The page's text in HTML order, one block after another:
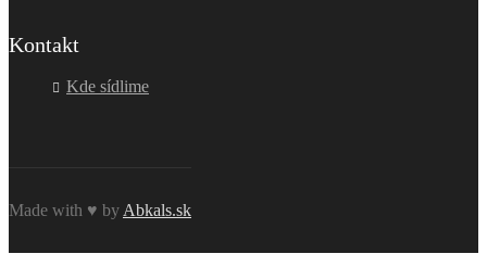
Kontakt
Kde sídlime
Made with ♥ by Abkals.sk